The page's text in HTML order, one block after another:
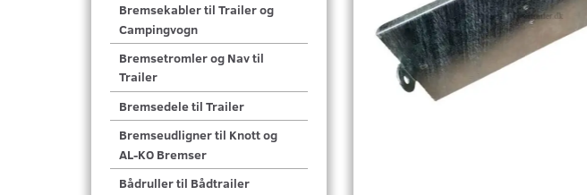
Bremsekabler til Trailer og
Campingvogn
Bremsetromler og Nav til
Trailer
Bremsedele til Trailer
Bremseudligner til Knott og
AL-KO Bremser
Bådruller til Bådtrailer